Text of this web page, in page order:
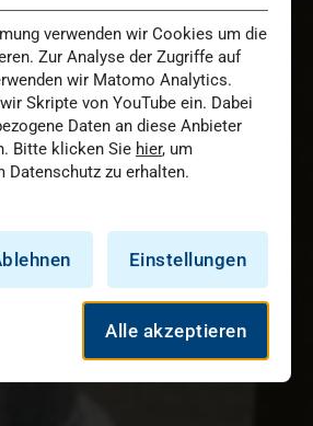
verwenden wir Cookies um die
Zur Analyse der Zugriffe auf
wir Matomo Analytics.
Skripte von YouTube ein. Dabei
Daten an diese Anbieter
Bitte klicken Sie hier, um
Datenschutz zu erhalten.
Einstellungen
Alle akzeptieren